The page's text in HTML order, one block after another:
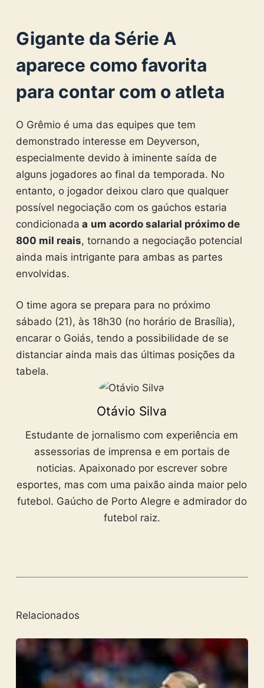
Gigante da Série A
aparece como favorita
para contar com o atleta
O Grêmio é uma das equipes que tem
demonstrado interesse em Deyverson,
especialmente devido à iminente saída de
alguns jogadores ao final da temporada. No
entanto, o jogador deixou claro que qualquer
possível negociação com os gaúchos estaria
condicionada a um acordo salarial próximo de
800 mil reais, tornando a negociação potencial
ainda mais intrigante para ambas as partes
envolvidas.
O time agora se prepara para no próximo
sábado (21), às 18h30 (no horário de Brasília),
encarar o Goiás, tendo a possibilidade de se
distanciar ainda mais das últimas posições da
tabela.
Otávio Silva
Estudante de jornalismo com experiência em
assessorias de imprensa e em portais de
noticias. Apaixonado por escrever sobre
esportes, mas com uma paixão ainda maior pelo
futebol. Gaúcho de Porto Alegre e admirador do
futebol raiz.
Relacionados